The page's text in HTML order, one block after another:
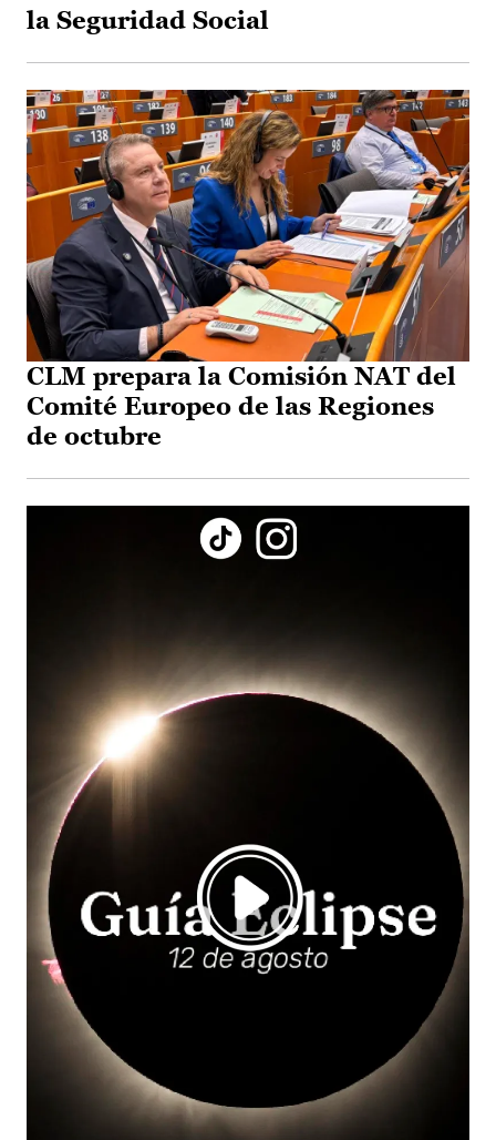
la Seguridad Social
CLM prepara la Comisión NAT del
Comité Europeo de las Regiones
de octubre